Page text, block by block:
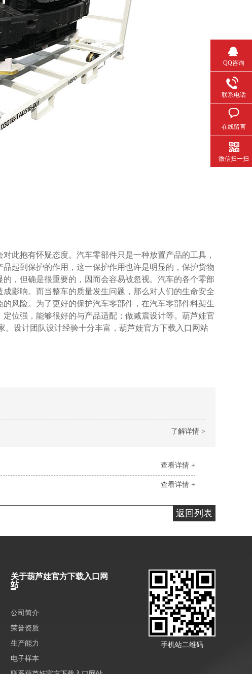
抱有怀疑态度。汽车零部件只是一种放置产品的工具，
到保护的作用，这一保护作用也许是明显的，保护货物
，但确是很重要的，因而会容易被忽视。汽车的各个零部
响。而当整车的质量发生问题，那么对人们的生命安全
风险。为了更好的保护汽车零部件，在汽车零部件料架生
位强，能够很好的与产品适配；做减震设计等。葫芦娃官
。设计团队设计经验十分丰富，葫芦娃官方下载入口网站
了解详情 >
查看详情 +
查看详情 +
返回列表
关于葫芦娃官方下载入口网
站
公司简介
荣誉资质
生产能力
电子样本
手机站二维码
QQ咨询
联系电话
在线留言
微信扫一扫